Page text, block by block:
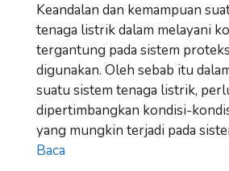
Keandalan dan kemampuan
tenaga listrik dalam melayani
tergantung pada sistem
digunakan. Oleh sebab itu
suatu sistem tenaga listrik,
dipertimbangkan kondisi-
yang mungkin terjadi pada
Baca